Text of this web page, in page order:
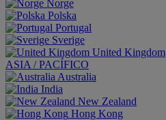
Norge
Polska
Portugal
Sverige
United Kingdom
ASIA / PACÍFICO
Australia
India
New Zealand
Hong Kong